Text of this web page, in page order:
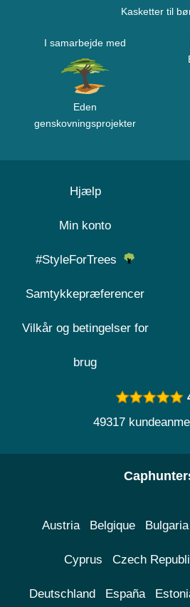
Kasketter til
I samarbejde med
Eden
genskovningsprojekter
Hjælp
Min konto
#StyleForTrees
Samtykkepræferencer
Vilkår og betingelser for
brug
49317
Austria Belgique Bulgaria
Cyprus Czech
Deutschland España